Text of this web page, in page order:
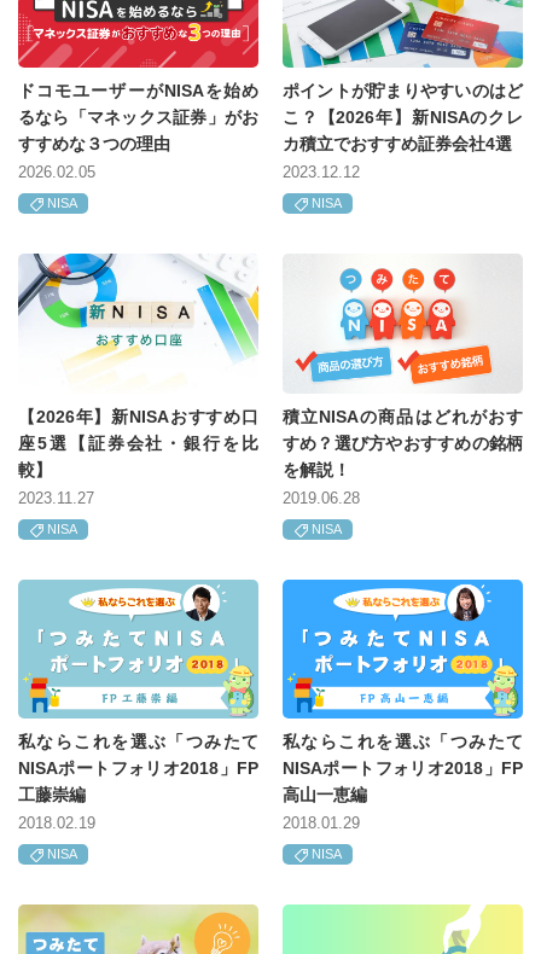
ドコモユーザーがNISAを始め
るなら「マネックス証券」がお
すすめな３つの理由
2026.02.05
NISA
ポイントが貯まりやすいのはど
こ？【2026年】新NISAのクレ
カ積立でおすすめ証券会社4選
2023.12.12
NISA
【2026年】新NISAおすすめ口
座5選【証券会社・銀行を比
較】
2023.11.27
NISA
積立NISAの商品はどれがおす
すめ？選び方やおすすめの銘柄
を解説！
2019.06.28
NISA
私ならこれを選ぶ「つみたて
NISAポートフォリオ2018」FP
工藤崇編
2018.02.19
NISA
私ならこれを選ぶ「つみたて
NISAポートフォリオ2018」FP
高山一恵編
2018.01.29
NISA